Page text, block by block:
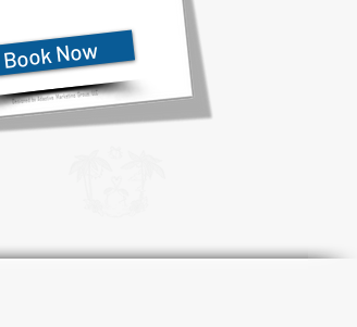
Book Now